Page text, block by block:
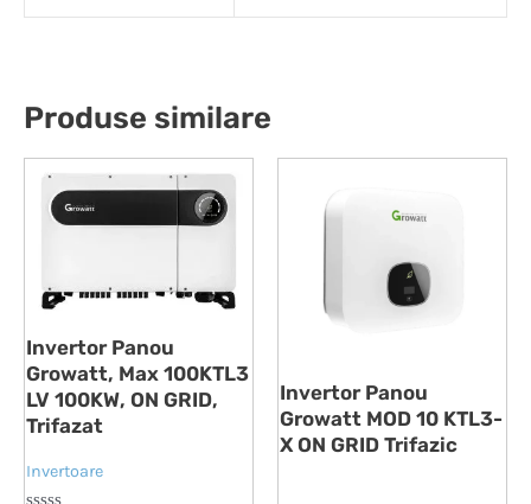
Produse similare
Invertor Panou
Growatt, Max 100KTL3
LV 100KW, ON GRID,
Trifazat
Invertoare
Invertor Panou
Growatt MOD 10 KTL3-
X ON GRID Trifazic